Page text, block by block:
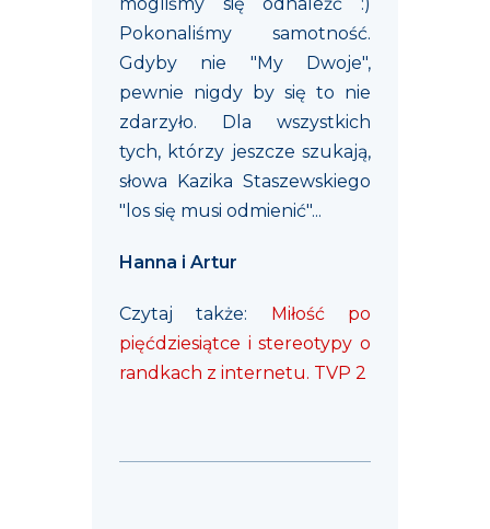
mogliśmy się odnaleźć :)
Pokonaliśmy samotność.
Gdyby nie "My Dwoje",
pewnie nigdy by się to nie
zdarzyło. Dla wszystkich
tych, którzy jeszcze szukają,
słowa Kazika Staszewskiego
"los się musi odmienić"...
Hanna i Artur
Czytaj także:
Miłość po
pięćdziesiątce i stereotypy o
randkach z internetu. TVP 2